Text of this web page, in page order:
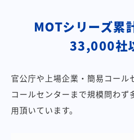
MOTシリーズ累
33,000社
官公庁や上場企業・簡易コール
コールセンターまで規模問わず
用頂いています。